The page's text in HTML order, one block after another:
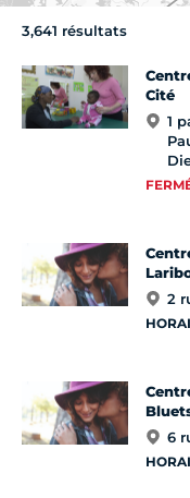
3,641 résultats
Cité
1
2
6